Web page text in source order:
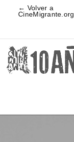
← Volver a
CineMigrante.org